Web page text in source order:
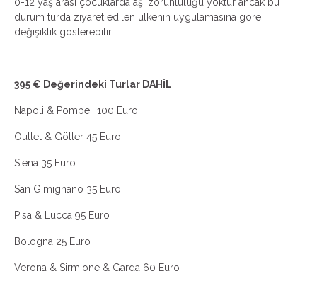
durum turda ziyaret edilen ülkenin uygulamasına göre
değişiklik gösterebilir.
395 € Değerindeki Turlar DAHİL
Napoli & Pompeii 100 Euro
Outlet & Göller 45 Euro
Siena 35 Euro
San Gimignano 35 Euro
Pisa & Lucca 95 Euro
Bologna 25 Euro
Verona & Sirmione & Garda 60 Euro